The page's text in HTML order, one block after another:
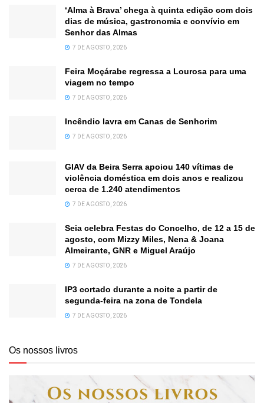
‘Alma à Brava’ chega à quinta edição com dois
dias de música, gastronomia e convívio em
Senhor das Almas
7 DE AGOSTO, 2026
Feira Moçárabe regressa a Lourosa para uma
viagem no tempo
7 DE AGOSTO, 2026
Incêndio lavra em Canas de Senhorim
7 DE AGOSTO, 2026
GIAV da Beira Serra apoiou 140 vítimas de
violência doméstica em dois anos e realizou
cerca de 1.240 atendimentos
7 DE AGOSTO, 2026
Seia celebra Festas do Concelho, de 12 a 15 de
agosto, com Mizzy Miles, Nena & Joana
Almeirante, GNR e Miguel Araújo
7 DE AGOSTO, 2026
IP3 cortado durante a noite a partir de
segunda-feira na zona de Tondela
7 DE AGOSTO, 2026
Os nossos livros